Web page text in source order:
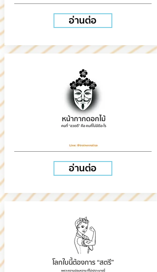
อ่านต่อ
อ่านต่อ